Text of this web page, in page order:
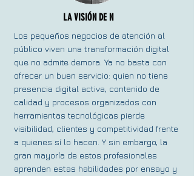
LA VISIÓN DE N
Los pequeños negocios de atención al
público viven una transformación digital
que no admite demora. Ya no basta con
ofrecer un buen servicio: quien no tiene
presencia digital activa, contenido de
calidad y procesos organizados con
herramientas tecnológicas pierde
visibilidad, clientes y competitividad frente
a quienes sí lo hacen. Y sin embargo, la
gran mayoría de estos profesionales
aprenden estas habilidades por ensayo y